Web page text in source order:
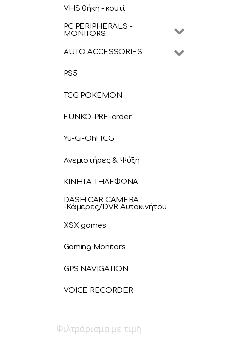
VHS θήκη - κουτί
PC PERIPHERALS -
MONITORS
AUTO ACCESSORIES
PS5
TCG POKEMON
FUNKO-PRE-order
Yu-Gi-Oh! TCG
Ανεμιστήρες & Ψύξη
ΚΙΝΗΤΑ ΤΗΛΕΦΩΝΑ
DASH CAR CAMERA
-Κάμερες/DVR Αυτοκινήτου
XSX games
Gaming Monitors
GPS NAVIGATION
VOICE RECORDER
Φιλτράρισμα με τιμή